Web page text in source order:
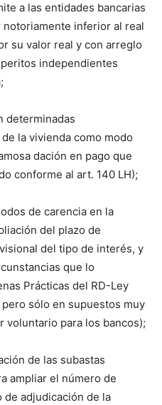
a las entidades bancarias
inferior al real
su valor real y con arreglo
independientes
determinadas
la vivienda como modo
dación en pago que
conforme al art. 140 LH);
de carencia en la
del plazo de
del tipo de interés, y
que lo
Prácticas del RD-Ley
sólo en supuestos muy
voluntario para los bancos);
de las subastas
ampliar el número de
adjudicación de la